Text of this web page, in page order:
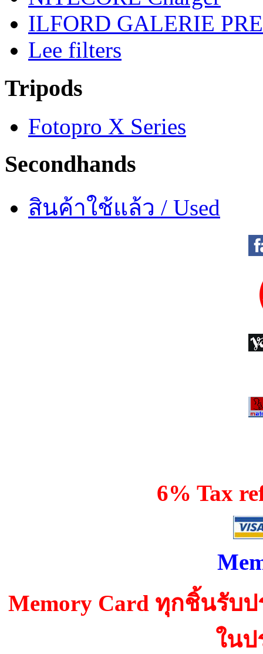
ILFORD GALERIE
Lee filters
Tripods
Fotopro X Series
Secondhands
สินค้าใช้แล้ว / Used
6% Tax
Memory Card ทุกชิ้นรับ
ในป